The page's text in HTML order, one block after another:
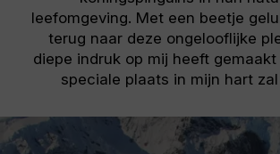
leefomgeving. Met een beetje
terug naar deze ongelooflijke
diepe indruk op mij heeft
speciale plaats in mijn hart